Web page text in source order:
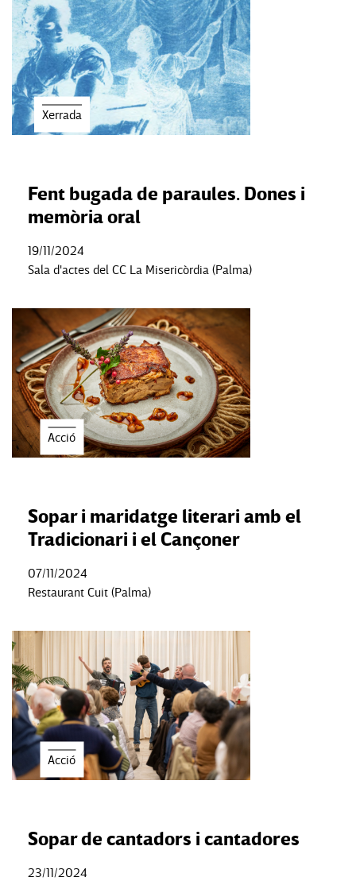
Xerrada
Fent bugada de paraules. Dones i
memòria oral
19/11/2024
Sala d'actes del CC La Misericòrdia (Palma)
Acció
Sopar i maridatge literari amb el
Tradicionari i el Cançoner
07/11/2024
Restaurant Cuit (Palma)
Acció
Sopar de cantadors i cantadores
23/11/2024